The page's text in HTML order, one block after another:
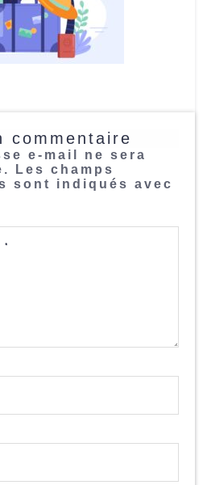
commentaire
e-mail ne sera
Les champs
sont indiqués avec
*